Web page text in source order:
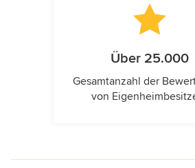
Über 25.000
Gesamtanzahl der
von